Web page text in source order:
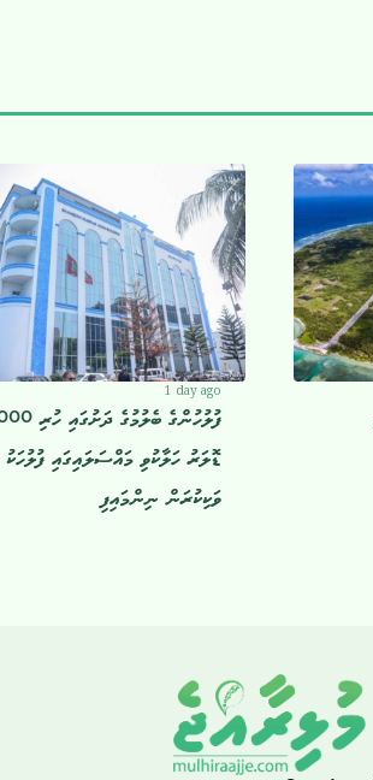
1 day ago
ފުލުހުންގެ ބެލުމުގެ
ޑޮލަރު ހަލާކުވި މައްސަލައިގައި ފުލުހަކު
ވަކިކުރަން ނިންމައިފި